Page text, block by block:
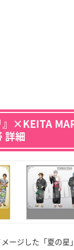
』×KEITA
詳細
ージした「夏の星